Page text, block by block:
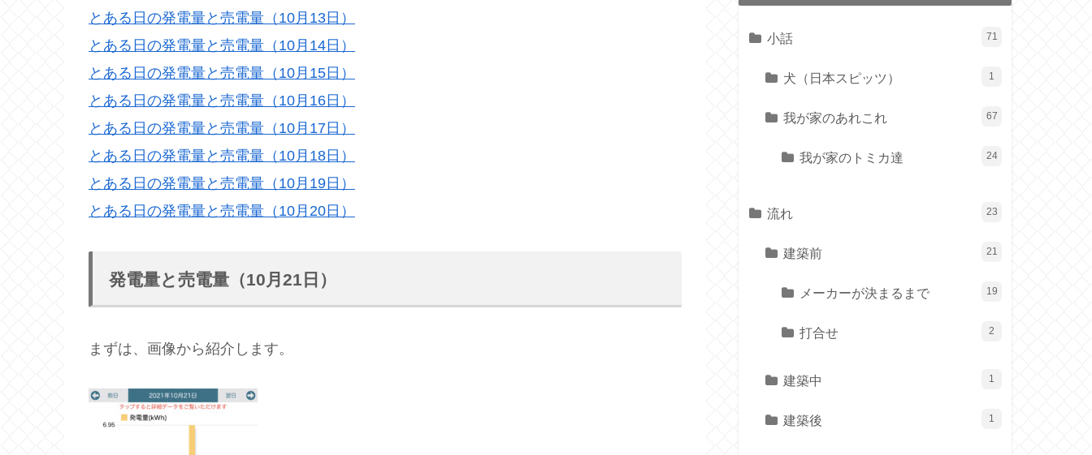
とある日の発電量と売電量（10月13日）
とある日の発電量と売電量（10月14日）
とある日の発電量と売電量（10月15日）
とある日の発電量と売電量（10月16日）
とある日の発電量と売電量（10月17日）
とある日の発電量と売電量（10月18日）
とある日の発電量と売電量（10月19日）
とある日の発電量と売電量（10月20日）
発電量と売電量（10月21日）
まずは、画像から紹介します。
小話 71
犬（日本スピッツ） 1
我が家のあれこれ 67
我が家のトミカ達 24
流れ 23
建築前 21
メーカーが決まるまで 19
打合せ 2
建築中 1
建築後 1